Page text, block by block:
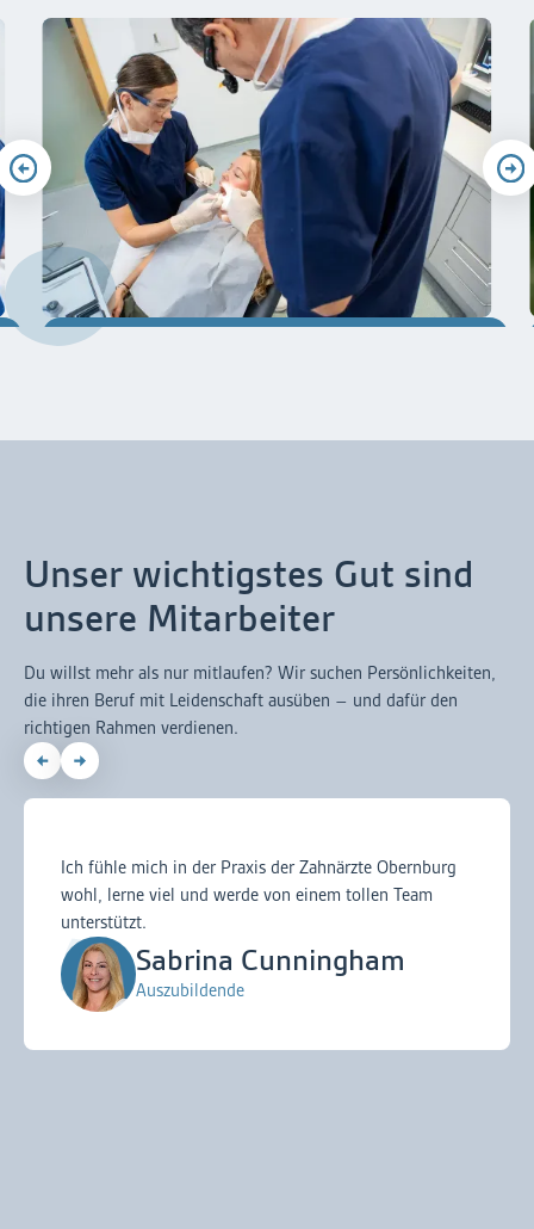
Slide 2 of 4.
Ich fühle mich in der Praxis der Zahnärzte Obernburg
wohl, lerne viel und werde von einem tollen Team
unterstützt.
Sabrina Cunningham
Auszubildende
Unser wichtigstes Gut sind
unsere Mitarbeiter
Du willst mehr als nur mitlaufen? Wir suchen Persönlichkeiten,
die ihren Beruf mit Leidenschaft ausüben – und dafür den
richtigen Rahmen verdienen.